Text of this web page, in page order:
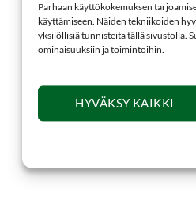
Parhaan käyttökokemuksen
käyttämiseen. Näiden tekniikoiden
yksilöllisiä tunnisteita tällä sivustolla.
ominaisuuksiin ja toimintoihin.
HYVÄKSY KAIKKI